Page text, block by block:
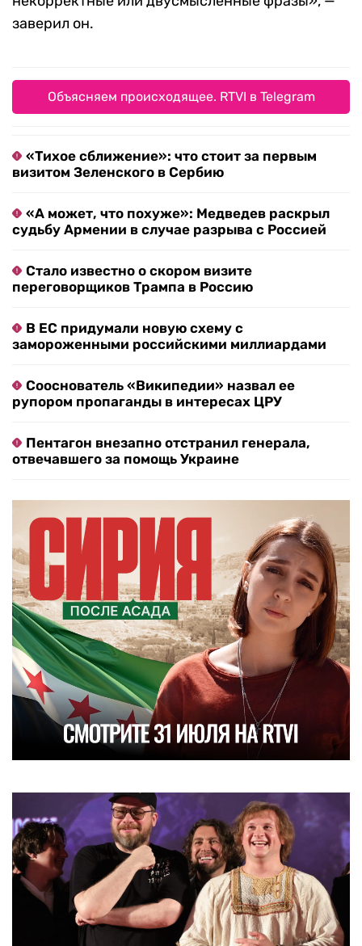
заверил он.
Объясняем происходящее. RTVI в Telegram
«Тихое сближение»: что стоит за первым
визитом Зеленского в Сербию
«А может, что похуже»: Медведев раскрыл
судьбу Армении в случае разрыва с Россией
Стало известно о скором визите
переговорщиков Трампа в Россию
В ЕС придумали новую схему с
замороженными российскими миллиардами
Сооснователь «Википедии» назвал ее
рупором пропаганды в интересах ЦРУ
Пентагон внезапно отстранил генерала,
отвечавшего за помощь Украине